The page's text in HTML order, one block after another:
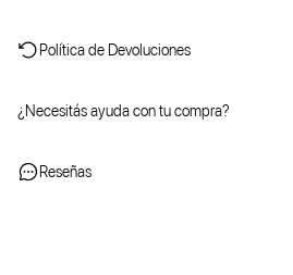
Política de Devoluciones
¿Necesitás ayuda con tu compra?
Reseñas